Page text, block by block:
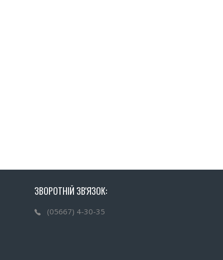
ЗВОРОТНІЙ ЗВ'ЯЗОК:
(05667) 4-30-35